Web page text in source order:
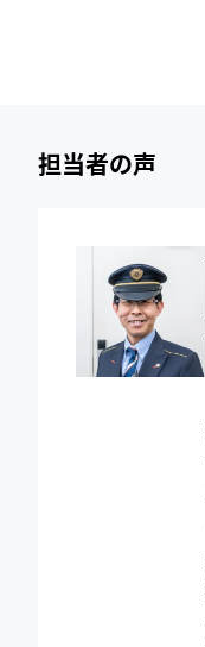
担当者の声